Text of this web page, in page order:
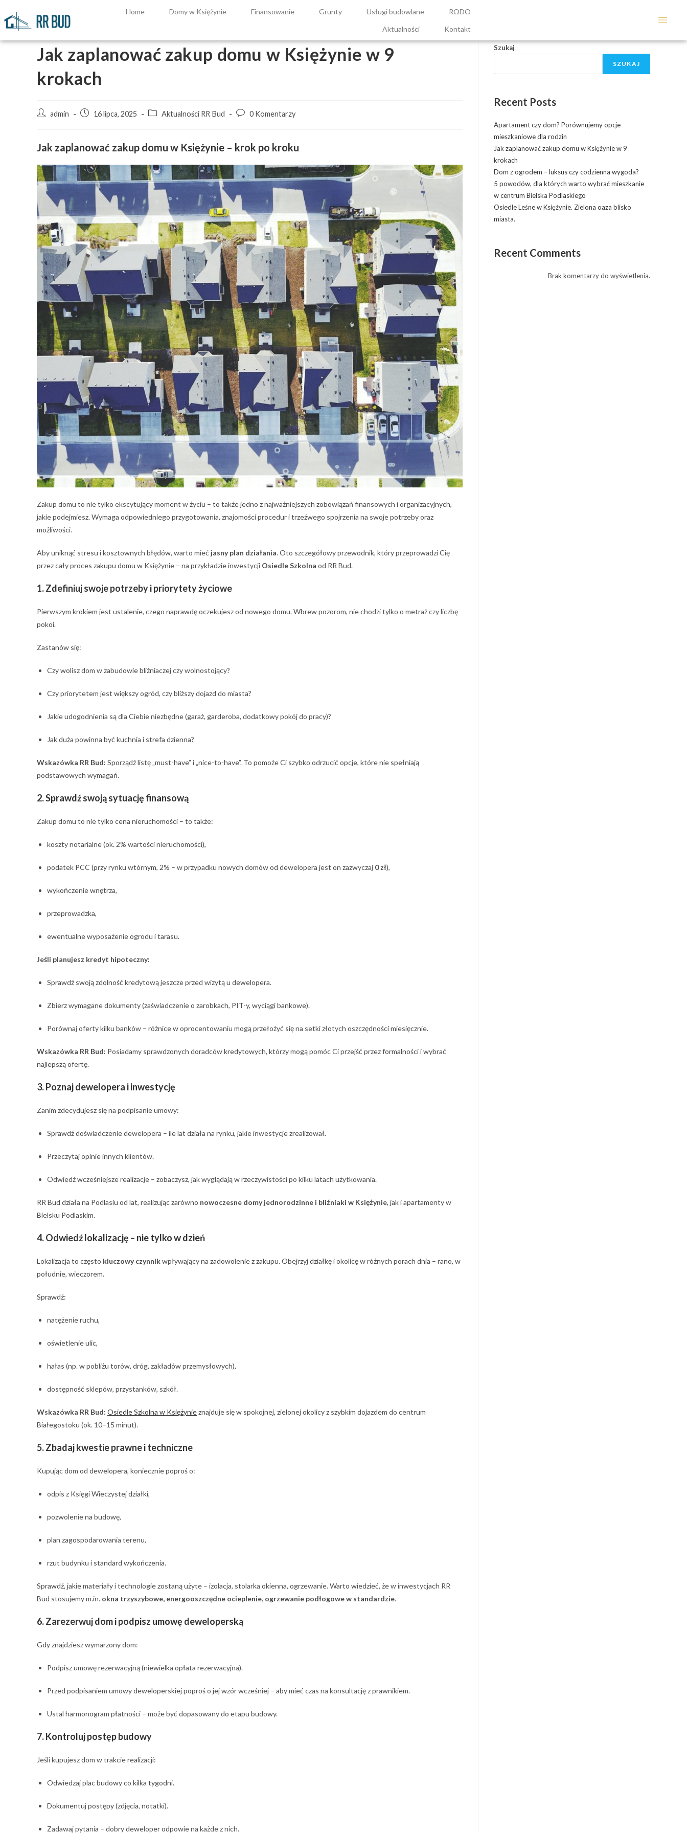
Home Domy w Księżynie Finansowanie Grunty Usługi budowlane
RODO
Aktualności
Kontakt
Jak zaplanować zakup domu w Księżynie w 9
krokach
admin 16 lipca, 2025 Aktualności RR Bud 0 Komentarzy
Jak zaplanować zakup domu w Księżynie – krok po kroku
Zakup domu to nie tylko ekscytujący moment w życiu – to także jedno z najważniejszych zobowiązań finansowych i organizacyjnych,
jakie podejmiesz. Wymaga odpowiedniego przygotowania, znajomości procedur i trzeźwego spojrzenia na swoje potrzeby oraz
możliwości.
Aby uniknąć stresu i kosztownych błędów, warto mieć jasny plan działania. Oto szczegółowy przewodnik, który przeprowadzi Cię
przez cały proces zakupu domu w Księżynie – na przykładzie inwestycji Osiedle Szkolna od RR Bud.
1. Zdefiniuj swoje potrzeby i priorytety życiowe
Pierwszym krokiem jest ustalenie, czego naprawdę oczekujesz od nowego domu. Wbrew pozorom, nie chodzi tylko o metraż czy liczbę
pokoi.
Zastanów się:
Czy wolisz dom w zabudowie bliźniaczej czy wolnostojący?
Czy priorytetem jest większy ogród, czy bliższy dojazd do miasta?
Jakie udogodnienia są dla Ciebie niezbędne (garaż, garderoba, dodatkowy pokój do pracy)?
Jak duża powinna być kuchnia i strefa dzienna?
Wskazówka RR Bud: Sporządź listę „must-have” i „nice-to-have”. To pomoże Ci szybko odrzucić opcje, które nie spełniają
podstawowych wymagań.
2. Sprawdź swoją sytuację finansową
Zakup domu to nie tylko cena nieruchomości – to także:
koszty notarialne (ok. 2% wartości nieruchomości),
podatek PCC (przy rynku wtórnym, 2% – w przypadku nowych domów od dewelopera jest on zazwyczaj 0 zł),
wykończenie wnętrza,
przeprowadzka,
ewentualne wyposażenie ogrodu i tarasu.
Jeśli planujesz kredyt hipoteczny:
Sprawdź swoją zdolność kredytową jeszcze przed wizytą u dewelopera.
Zbierz wymagane dokumenty (zaświadczenie o zarobkach, PIT-y, wyciągi bankowe).
Porównaj oferty kilku banków – różnice w oprocentowaniu mogą przełożyć się na setki złotych oszczędności miesięcznie.
Wskazówka RR Bud: Posiadamy sprawdzonych doradców kredytowych, którzy mogą pomóc Ci przejść przez formalności i wybrać
najlepszą ofertę.
3. Poznaj dewelopera i inwestycję
Zanim zdecydujesz się na podpisanie umowy:
Sprawdź doświadczenie dewelopera – ile lat działa na rynku, jakie inwestycje zrealizował.
Przeczytaj opinie innych klientów.
Odwiedź wcześniejsze realizacje – zobaczysz, jak wyglądają w rzeczywistości po kilku latach użytkowania.
RR Bud działa na Podlasiu od lat, realizując zarówno nowoczesne domy jednorodzinne i bliźniaki w Księżynie, jak i apartamenty w
Bielsku Podlaskim.
4. Odwiedź lokalizację – nie tylko w dzień
Lokalizacja to często kluczowy czynnikwpływający na zadowolenie z zakupu. Obejrzyj działkę i okolicę w różnych porach dnia – rano, w
południe, wieczorem.
Sprawdź:
natężenie ruchu,
oświetlenie ulic,
hałas (np. w pobliżu torów, dróg, zakładów przemysłowych),
dostępność sklepów, przystanków, szkół.
Wskazówka RR Bud: Osiedle Szkolna w Księżynieznajduje się w spokojnej, zielonej okolicy z szybkim dojazdem do centrum
Białegostoku (ok. 10–15 minut).
5. Zbadaj kwestie prawne i techniczne
Kupując dom od dewelopera, koniecznie poproś o:
odpis z Księgi Wieczystej działki,
pozwolenie na budowę,
plan zagospodarowania terenu,
rzut budynku i standard wykończenia.
Sprawdź, jakie materiały i technologie zostaną użyte – izolacja, stolarka okienna, ogrzewanie. Warto wiedzieć, że w inwestycjach RR
Bud stosujemy m.in. okna trzyszybowe, energooszczędne ocieplenie, ogrzewanie podłogowe w standardzie.
6. Zarezerwuj dom i podpisz umowę deweloperską
Gdy znajdziesz wymarzony dom:
Podpisz umowę rezerwacyjną (niewielka opłata rezerwacyjna).
Przed podpisaniem umowy deweloperskiej poproś o jej wzór wcześniej – aby mieć czas na konsultację z prawnikiem.
Ustal harmonogram płatności – może być dopasowany do etapu budowy.
7. Kontroluj postęp budowy
Jeśli kupujesz dom w trakcie realizacji:
Odwiedzaj plac budowy co kilka tygodni.
Dokumentuj postępy (zdjęcia, notatki).
Zadawaj pytania – dobry deweloper odpowie na każde z nich.
Szukaj
SZUKAJ
Recent Posts
Apartament czy dom? Porównujemy opcje
mieszkaniowe dla rodzin
Jak zaplanować zakup domu w Księżynie w 9
krokach
Dom z ogrodem – luksus czy codzienna wygoda?
5 powodów, dla których warto wybrać mieszkanie
w centrum Bielska Podlaskiego
Osiedle Leśne w Księżynie. Zielona oaza blisko
miasta.
Recent Comments
Brak komentarzy do wyświetlenia.